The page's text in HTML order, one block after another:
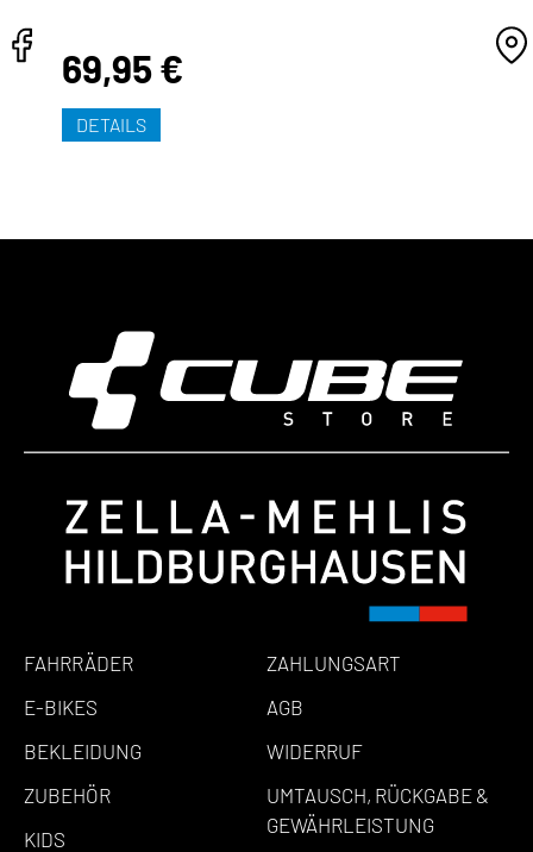
69,95 €
DETAILS
FAHRRÄDER
E-BIKES
BEKLEIDUNG
ZUBEHÖR
KIDS
ZAHLUNGSART
AGB
WIDERRUF
UMTAUSCH, RÜCKGABE &
GEWÄHRLEISTUNG